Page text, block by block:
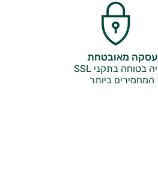
עסקה מאובטחת
קנייה בטוחה בתקני SSL
המחמירים ביותר